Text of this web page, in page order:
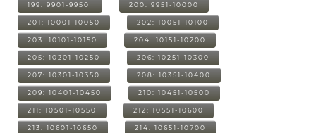
199: 9901-9950 200: 9951-10000
201: 10001-10050 202: 10051-10100
203: 10101-10150 204: 10151-10200
205: 10201-10250 206: 10251-10300
207: 10301-10350 208: 10351-10400
209: 10401-10450 210: 10451-10500
211: 10501-10550 212: 10551-10600
213: 10601-10650 214: 10651-10700